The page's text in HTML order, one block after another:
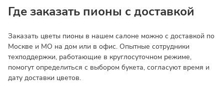
Где заказать пионы с доставкой
Заказать цветы пионы в нашем салоне можно с доставкой по
Москве и МО на дом или в офис. Опытные сотрудники
техподдержки, работающие в круглосуточном режиме,
помогут определиться с выбором букета, согласуют время и
дату доставки цветов.